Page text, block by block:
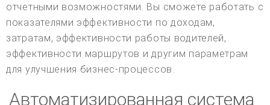
отчетными возможностями. Вы сможете работать с
показателями эффективности по доходам,
затратам, эффективности работы водителей,
эффективности маршрутов и другим параметрам
для улучшения бизнес-процессов.
Автоматизированная система